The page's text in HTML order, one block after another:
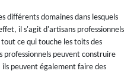
différents domaines dans lesquels
il s'agit d'artisans professionnels
ce qui touche les toits des
professionnels peuvent construire
peuvent également faire des